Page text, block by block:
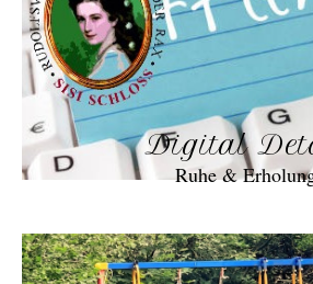
Digital
Ruhe &